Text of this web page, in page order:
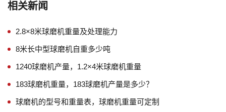
相关新闻
2.8×8米球磨机重量及处理能力
8米长中型球磨机自重多少吨
1240球磨机产量，1.2×4米球磨机重量
183球磨机重量，183球磨机产量是多少？
球磨机的型号和重量表，球磨机重量可定制